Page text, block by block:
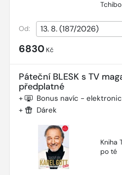
Tchibo
Od:
6830 Kč
Páteční BLESK s TV
předplatné
+ Bonus navíc -
+ Dárek
Kniha
po té